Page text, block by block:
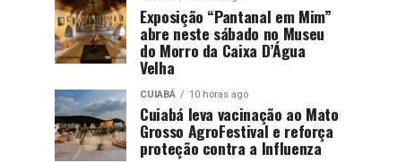
Exposição “Pantanal em Mim”
abre neste sábado no Museu
do Morro da Caixa D’Água
Velha
CUIABÁ 10 horas ago
Cuiabá leva vacinação ao Mato
Grosso AgroFestival e reforça
proteção contra a Influenza